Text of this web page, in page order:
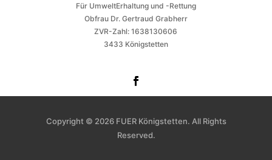
Für UmweltErhaltung und -Rettung
Obfrau Dr. Gertraud Grabherr
ZVR-Zahl: 1638130606
3433 Königstetten
Copyright © 2026 FUER Königstetten. All Rights
Reserved.